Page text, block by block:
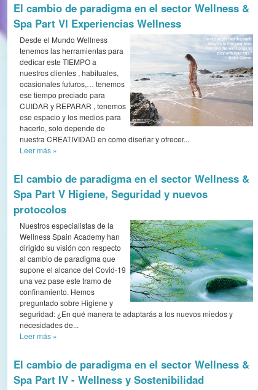
El cambio de paradigma en el sector Wellness &
Spa Part VI Experiencias Wellness
Desde el Mundo Wellness
tenemos las herramientas para
dedicar este TIEMPO a
nuestros clientes , habituales,
ocasionales futuros,… tenemos
ese tiempo preciado para
CUIDAR y REPARAR , tenemos
ese espacio y los medios para
hacerlo, solo depende de
nuestra CREATIVIDAD en como diseñar y ofrecer...
Leer más »
El cambio de paradigma en el sector Wellness &
Spa Part V Higiene, Seguridad y nuevos
protocolos
Nuestros especialistas de la
Wellness Spain Academy han
dirigido su visión con respecto
al cambio de paradigma que
supone el alcance del Covid-19
una vez pase este tramo de
confinamiento. Hemos
preguntado sobre Higiene y
seguridad: ¿En qué manera te adaptarás a los nuevos miedos y
necesidades de...
Leer más »
El cambio de paradigma en el sector Wellness &
Spa Part IV - Wellness y Sostenibilidad